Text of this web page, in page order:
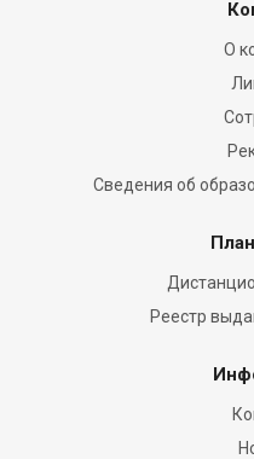
О
Сведения об
Реестр